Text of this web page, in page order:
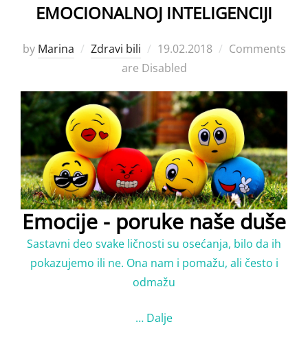
EMOCIONALNOJ INTELIGENCIJI
by Marina Zdravi bili
Posted
on
19.02.2018
Comments
are Disabled
Emocije - poruke naše duše
Sastavni deo svake ličnosti su osećanja, bilo da ih
pokazujemo ili ne. Ona nam i pomažu, ali često i
odmažu
… Dalje